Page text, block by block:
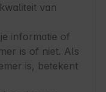
van
informatie of
is of niet. Als
is, betekent